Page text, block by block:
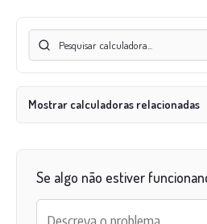
Mostrar calculadoras relacionadas
Se algo não estiver